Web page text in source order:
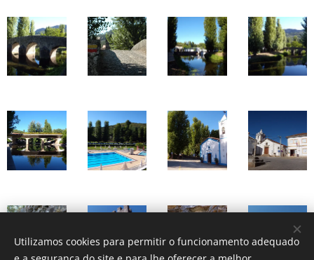
Utilizamos cookies para permitir o funcionamento adequado